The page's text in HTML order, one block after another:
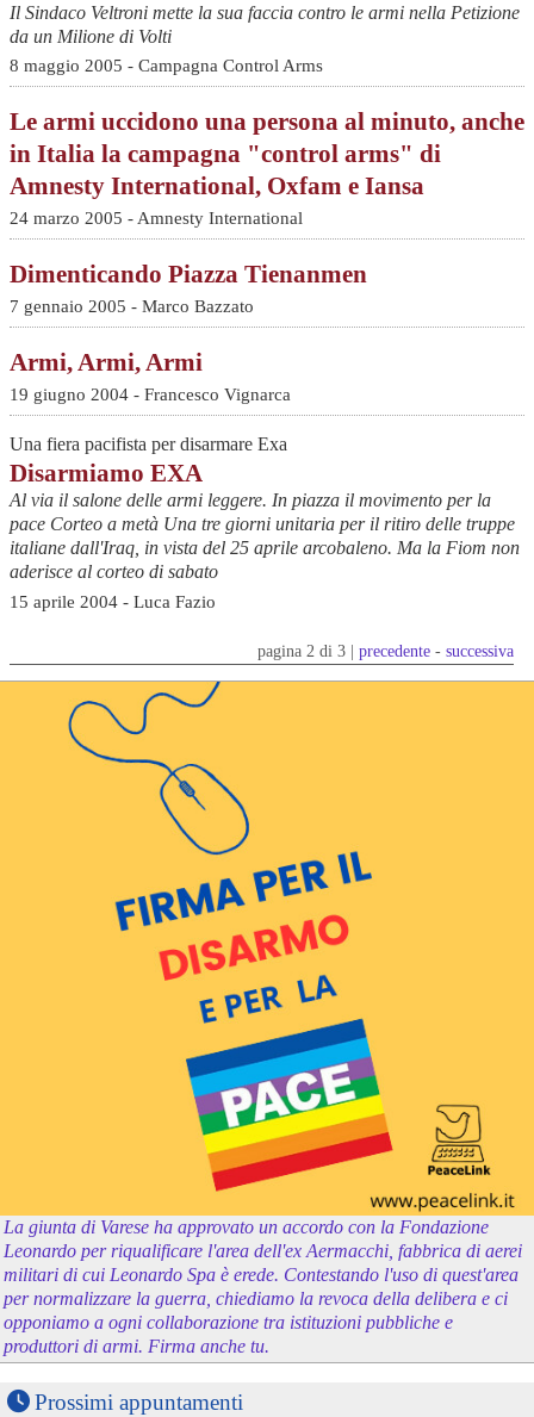
Il Sindaco Veltroni mette la sua faccia contro le armi nella Petizione
da un Milione di Volti
8 maggio 2005 - Campagna Control Arms
Le armi uccidono una persona al minuto, anche
in Italia la campagna "control arms" di
Amnesty International, Oxfam e Iansa
24 marzo 2005 - Amnesty International
Dimenticando Piazza Tienanmen
7 gennaio 2005 - Marco Bazzato
Armi, Armi, Armi
19 giugno 2004 - Francesco Vignarca
Una fiera pacifista per disarmare Exa
Disarmiamo EXA
Al via il salone delle armi leggere. In piazza il movimento per la
pace Corteo a metà Una tre giorni unitaria per il ritiro delle truppe
italiane dall'Iraq, in vista del 25 aprile arcobaleno. Ma la Fiom non
aderisce al corteo di sabato
15 aprile 2004 - Luca Fazio
pagina 2 di 3 |precedente -successiva
La giunta di Varese ha approvato un accordo con la Fondazione
Leonardo per riqualificare l'area dell'ex Aermacchi, fabbrica di aerei
militari di cui Leonardo Spa è erede. Contestando l'uso di quest'area
per normalizzare la guerra, chiediamo la revoca della delibera e ci
opponiamo a ogni collaborazione tra istituzioni pubbliche e
produttori di armi. Firma anche tu.
Prossimi appuntamenti